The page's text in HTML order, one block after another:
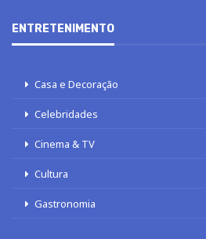
ENTRETENIMENTO
Casa e Decoração
Celebridades
Cinema & TV
Cultura
Gastronomia